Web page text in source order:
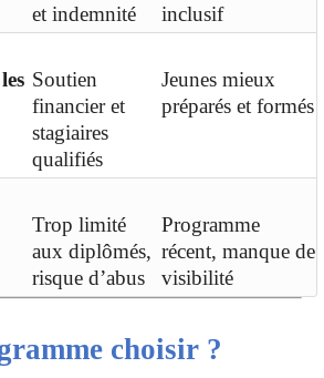
et indemnité
inclusif
Soutien
financier et
stagiaires
qualifiés
Jeunes mieux
préparés et formés
Trop limité
aux diplômés,
risque d’abus
Programme
récent, manque de
visibilité
choisir ?